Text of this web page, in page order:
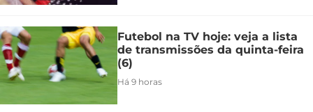
Futebol na TV hoje: veja a lista
de transmissões da quinta-feira
(6)
Há 9 horas